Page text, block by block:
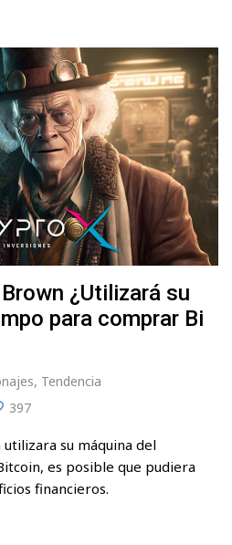
¿Utilizará su
para comprar Bi
, Tendencia
397
su máquina del
es posible que pudiera
financieros.